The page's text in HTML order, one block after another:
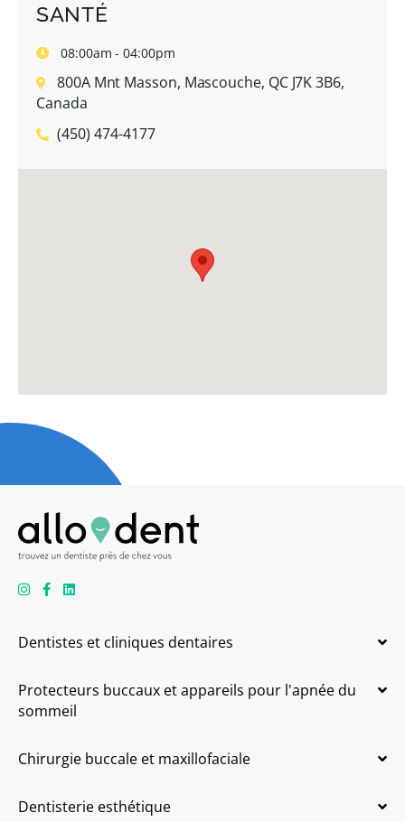
SANTÉ
08:00am - 04:00pm
800A Mnt Masson, Mascouche, QC J7K 3B6,
Canada
(450) 474-4177
Dentistes et cliniques dentaires
Protecteurs buccaux et appareils pour l'apnée du
sommeil
Chirurgie buccale et maxillofaciale
Dentisterie esthétique